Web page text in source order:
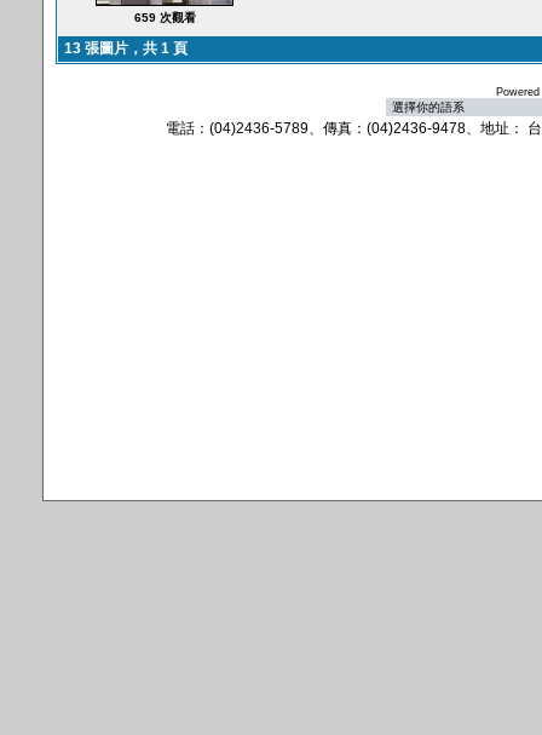
659 次觀看
13 張圖片，共 1 頁
電話：(04)2436-5789、傳真：(04)2436-9478、地址：